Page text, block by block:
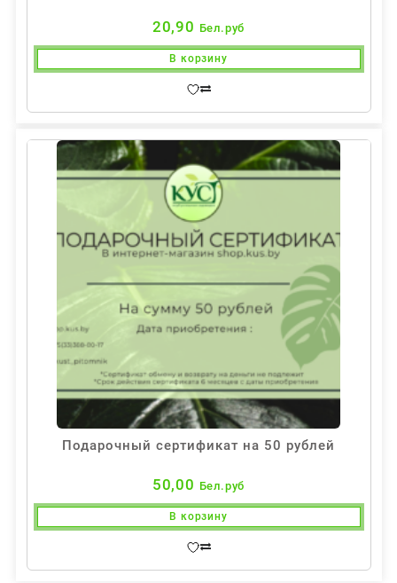
20,90 Бел.руб
В корзину
Подарочный сертификат на 50 рублей
50,00 Бел.руб
В корзину